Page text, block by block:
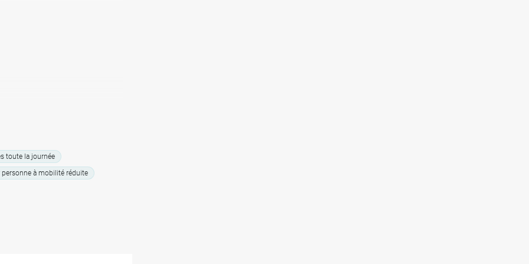
soustaxe de €10 s’applique
de 30 minutes
toute la journée
personne à mobilité réduite